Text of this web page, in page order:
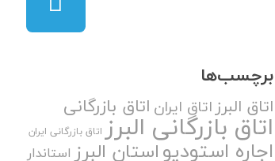
برچسب‌ها
اتاق البرزاتاق ایران اتاق بازرگانی
اتاق بازرگانی البرز اتاق بازرگانی ایران
اجاره استودیواستان البرز استاندار